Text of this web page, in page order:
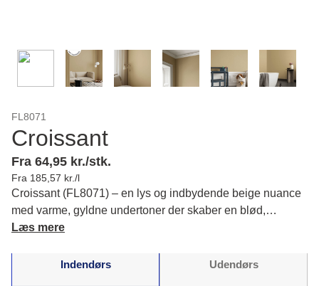
FL8071
Croissant
Fra 64,95 kr./stk.
Fra 185,57 kr./l
Croissant (FL8071) – en lys og indbydende beige nuance
med varme, gyldne undertoner der skaber en blød,
harmonisk stemning i din indretning. Læs mere om farvens
Læs mere
Indendørs Udendørs